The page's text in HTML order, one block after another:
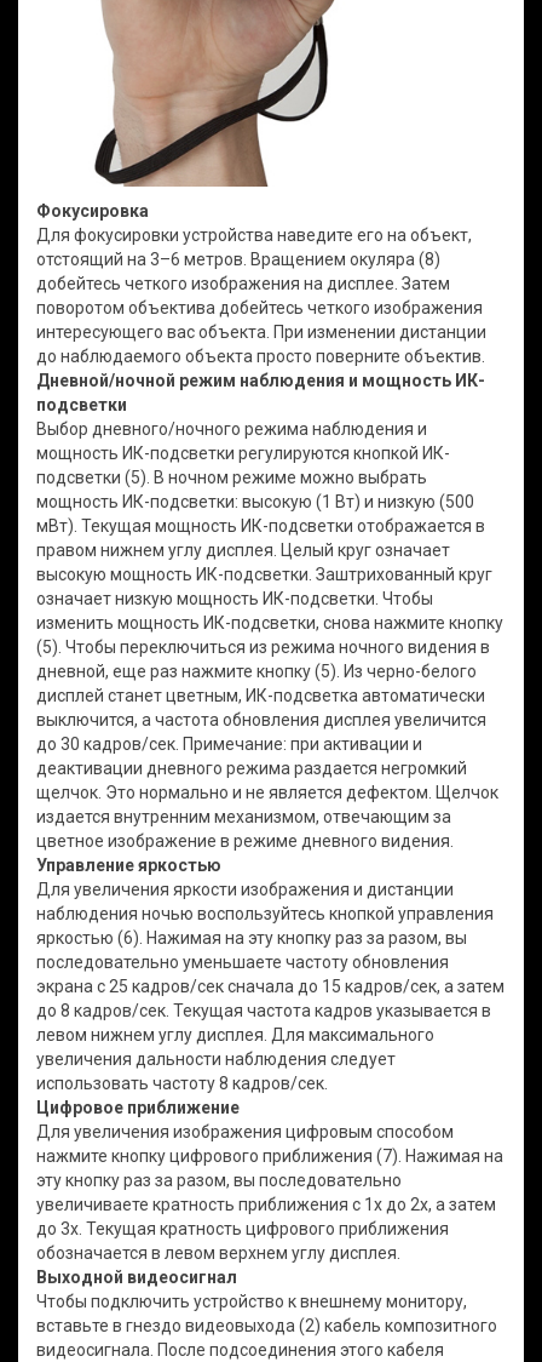
Фокусировка
Для фокусировки устройства наведите его на объект,
отстоящий на 3–6 метров. Вращением окуляра (8)
добейтесь четкого изображения на дисплее. Затем
поворотом объектива добейтесь четкого изображения
интересующего вас объекта. При изменении дистанции
до наблюдаемого объекта просто поверните объектив.
Дневной/ночной режим наблюдения и мощность ИК-
подсветки
Выбор дневного/ночного режима наблюдения и
мощность ИК-подсветки регулируются кнопкой ИК-
подсветки (5). В ночном режиме можно выбрать
мощность ИК-подсветки: высокую (1 Вт) и низкую (500
мВт). Текущая мощность ИК-подсветки отображается в
правом нижнем углу дисплея. Целый круг означает
высокую мощность ИК-подсветки. Заштрихованный круг
означает низкую мощность ИК-подсветки. Чтобы
изменить мощность ИК-подсветки, снова нажмите кнопку
(5). Чтобы переключиться из режима ночного видения в
дневной, еще раз нажмите кнопку (5). Из черно-белого
дисплей станет цветным, ИК-подсветка автоматически
выключится, а частота обновления дисплея увеличится
до 30 кадров/сек. Примечание: при активации и
деактивации дневного режима раздается негромкий
щелчок. Это нормально и не является дефектом. Щелчок
издается внутренним механизмом, отвечающим за
цветное изображение в режиме дневного видения.
Управление яркостью
Для увеличения яркости изображения и дистанции
наблюдения ночью воспользуйтесь кнопкой управления
яркостью (6). Нажимая на эту кнопку раз за разом, вы
последовательно уменьшаете частоту обновления
экрана с 25 кадров/сек сначала до 15 кадров/сек, а затем
до 8 кадров/сек. Текущая частота кадров указывается в
левом нижнем углу дисплея. Для максимального
увеличения дальности наблюдения следует
использовать частоту 8 кадров/сек.
Цифровое приближение
Для увеличения изображения цифровым способом
нажмите кнопку цифрового приближения (7). Нажимая на
эту кнопку раз за разом, вы последовательно
увеличиваете кратность приближения с 1х до 2х, а затем
до 3х. Текущая кратность цифрового приближения
обозначается в левом верхнем углу дисплея.
Выходной видеосигнал
Чтобы подключить устройство к внешнему монитору,
вставьте в гнездо видеовыхода (2) кабель композитного
видеосигнала. После подсоединения этого кабеля